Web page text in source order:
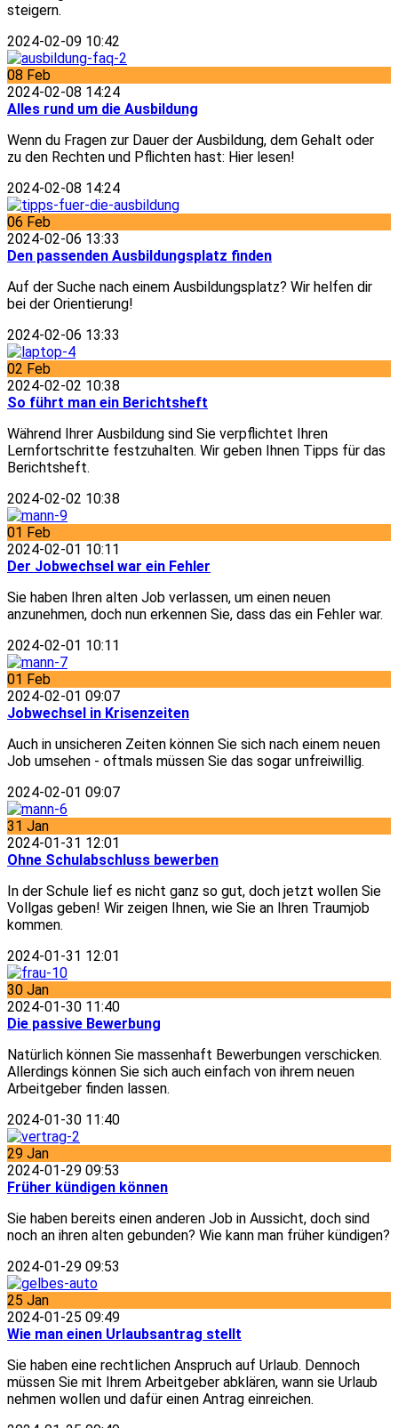
steigern.
2024-02-09 10:42
08 Feb
2024-02-08 14:24
Alles rund um die Ausbildung
Wenn du Fragen zur Dauer der Ausbildung, dem Gehalt oder
zu den Rechten und Pflichten hast: Hier lesen!
2024-02-08 14:24
06 Feb
2024-02-06 13:33
Den passenden Ausbildungsplatz finden
Auf der Suche nach einem Ausbildungsplatz? Wir helfen dir
bei der Orientierung!
2024-02-06 13:33
02 Feb
2024-02-02 10:38
So führt man ein Berichtsheft
Während Ihrer Ausbildung sind Sie verpflichtet Ihren
Lernfortschritte festzuhalten. Wir geben Ihnen Tipps für das
Berichtsheft.
2024-02-02 10:38
01 Feb
2024-02-01 10:11
Der Jobwechsel war ein Fehler
Sie haben Ihren alten Job verlassen, um einen neuen
anzunehmen, doch nun erkennen Sie, dass das ein Fehler war.
2024-02-01 10:11
01 Feb
2024-02-01 09:07
Jobwechsel in Krisenzeiten
Auch in unsicheren Zeiten können Sie sich nach einem neuen
Job umsehen - oftmals müssen Sie das sogar unfreiwillig.
2024-02-01 09:07
31 Jan
2024-01-31 12:01
Ohne Schulabschluss bewerben
In der Schule lief es nicht ganz so gut, doch jetzt wollen Sie
Vollgas geben! Wir zeigen Ihnen, wie Sie an Ihren Traumjob
kommen.
2024-01-31 12:01
30 Jan
2024-01-30 11:40
Die passive Bewerbung
Natürlich können Sie massenhaft Bewerbungen verschicken.
Allerdings können Sie sich auch einfach von ihrem neuen
Arbeitgeber finden lassen.
2024-01-30 11:40
29 Jan
2024-01-29 09:53
Früher kündigen können
Sie haben bereits einen anderen Job in Aussicht, doch sind
noch an ihren alten gebunden? Wie kann man früher kündigen?
2024-01-29 09:53
25 Jan
2024-01-25 09:49
Wie man einen Urlaubsantrag stellt
Sie haben eine rechtlichen Anspruch auf Urlaub. Dennoch
müssen Sie mit Ihrem Arbeitgeber abklären, wann sie Urlaub
nehmen wollen und dafür einen Antrag einreichen.